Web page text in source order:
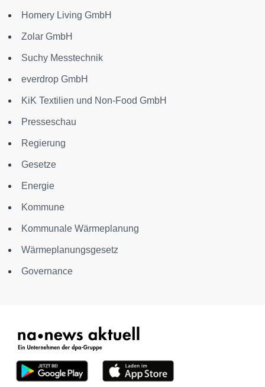
Homery Living GmbH
Zolar GmbH
Suchy Messtechnik
everdrop GmbH
KiK Textilien und Non-Food GmbH
Presseschau
Regierung
Gesetze
Energie
Kommune
Kommunale Wärmeplanung
Wärmeplanungsgesetz
Governance